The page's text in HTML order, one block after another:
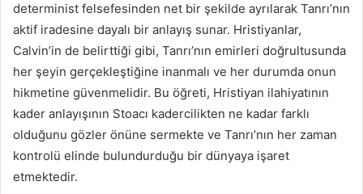
determinist felsefesinden net bir şekilde ayrılarak Tanrı’nın
aktif iradesine dayalı bir anlayış sunar. Hristiyanlar,
Calvin’in de belirttiği gibi, Tanrı’nın emirleri doğrultusunda
her şeyin gerçekleştiğine inanmalı ve her durumda onun
hikmetine güvenmelidir. Bu öğreti, Hristiyan ilahiyatının
kader anlayışının Stoacı kadercilikten ne kadar farklı
olduğunu gözler önüne sermekte ve Tanrı’nın her zaman
kontrolü elinde bulundurduğu bir dünyaya işaret
etmektedir.